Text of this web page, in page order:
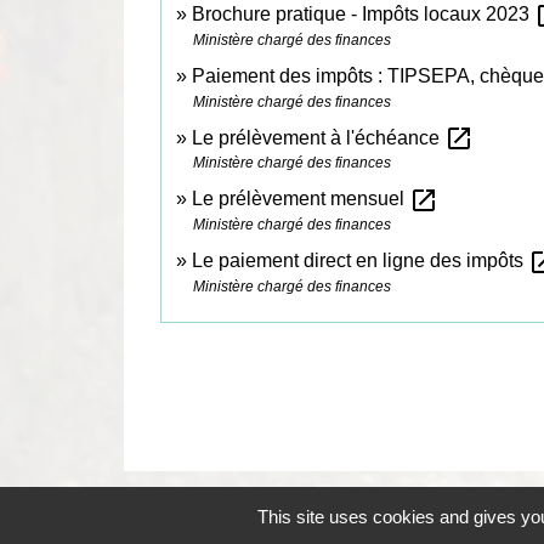
Brochure pratique - Impôts locaux 2023
Ministère chargé des finances
Paiement des impôts : TIPSEPA,
Ministère chargé des finances
Le prélèvement à l'échéance open_in_new
Ministère chargé des finances
Le prélèvement mensuel open_in_new
Ministère chargé des finances
Le paiement direct en ligne des impôts
Ministère chargé des finances
This site uses cookies and gives